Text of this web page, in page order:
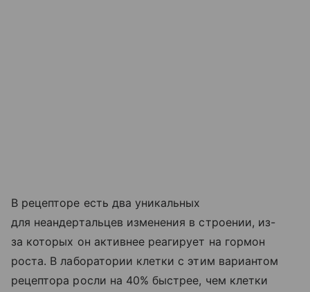
В рецепторе есть два уникальных
для неандертальцев изменения в строении, из-
за которых он активнее реагирует на гормон
роста. В лаборатории клетки с этим вариантом
рецептора росли на 40% быстрее, чем клетки